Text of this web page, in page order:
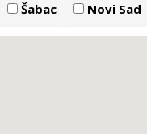
Šabac Novi Sad